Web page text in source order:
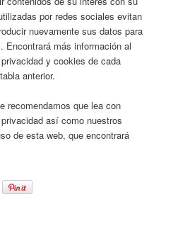
por redes sociales evitan
nuevamente sus datos para
Encontrará más información al
y cookies de cada
anterior.
recomendamos que lea con
así como nuestros
de esta web, que encontrará